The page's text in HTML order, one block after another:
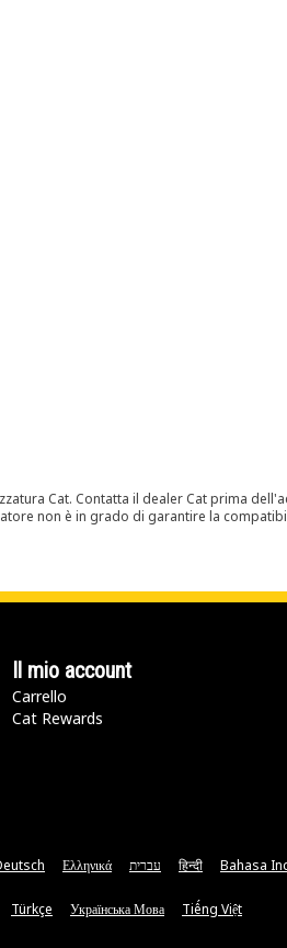
Cat. Contatta il dealer Cat prima
non è in grado di garantire la
Il mio account
Carrello
Cat Rewards
Ελληνικά עברית हिन्दी Bahasa
Türkçe Українська Мова Tiếng Việt